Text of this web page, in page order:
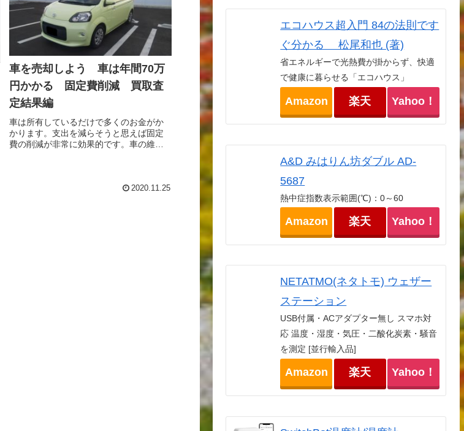
車を売却しよう 車は年間70万
円かかる 固定費削減 買取査
定結果編
車は所有しているだけで多くのお金がか
かります。支出を減らそうと思えば固定
費の削減が非常に効果的です。車の維持
で50万円前後もかかっています。10年ご
2020.11.25
エコハウス超入門 84の法則です
ぐ分かる 松尾和也 (著)
省エネルギーで光熱費が掛からず、快適
で健康に暮らせる「エコハウス」
Amazon 楽天 Yahoo！
A&D みはりん坊ダブル AD-
5687
熱中症指数表示範囲(℃)：0～60
Amazon 楽天 Yahoo！
NETATMO(ネタトモ) ウェザー
ステーション
USB付属・ACアダプター無し スマホ対
応 温度・湿度・気圧・二酸化炭素・騒音
を測定 [並行輸入品]
Amazon 楽天 Yahoo！